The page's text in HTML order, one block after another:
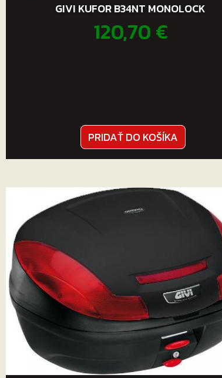
GIVI KUFOR B34NT MONOLOCK
120,70€
PRIDAŤ DO KOŠÍKA